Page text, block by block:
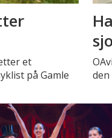
et
på Gamle